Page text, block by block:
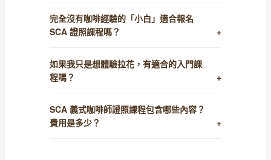
完全沒有咖啡經驗的「小白」適合報名
SCA 證照課程嗎？
如果我只是想體驗拉花，有適合的入門課
程嗎？
SCA 義式咖啡師證照課程包含哪些內容？
費用是多少？